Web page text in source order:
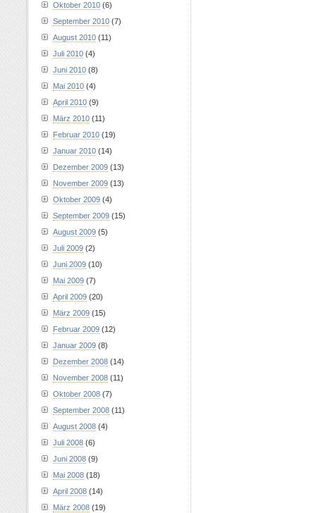
Oktober 2010 (6)
September 2010 (7)
August 2010 (11)
Juli 2010 (4)
Juni 2010 (8)
Mai 2010 (4)
April 2010 (9)
März 2010 (11)
Februar 2010 (19)
Januar 2010 (14)
Dezember 2009 (13)
November 2009 (13)
Oktober 2009 (4)
September 2009 (15)
August 2009 (5)
Juli 2009 (2)
Juni 2009 (10)
Mai 2009 (7)
April 2009 (20)
März 2009 (15)
Februar 2009 (12)
Januar 2009 (8)
Dezember 2008 (14)
November 2008 (11)
Oktober 2008 (7)
September 2008 (11)
August 2008 (4)
Juli 2008 (6)
Juni 2008 (9)
Mai 2008 (18)
April 2008 (14)
März 2008 (19)